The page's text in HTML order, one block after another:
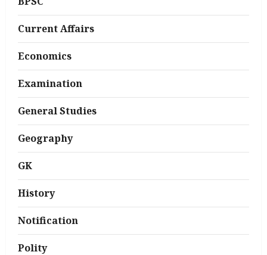
Current Affairs
Economics
Examination
General Studies
Geography
GK
History
Notification
Polity